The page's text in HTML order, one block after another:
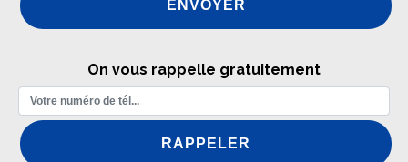
On vous rappelle gratuitement